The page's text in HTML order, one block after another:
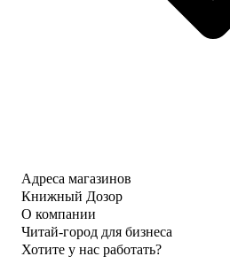
Адреса магазинов
Книжный Дозор
О компании
Читай-город для бизнеса
Хотите у нас работать?